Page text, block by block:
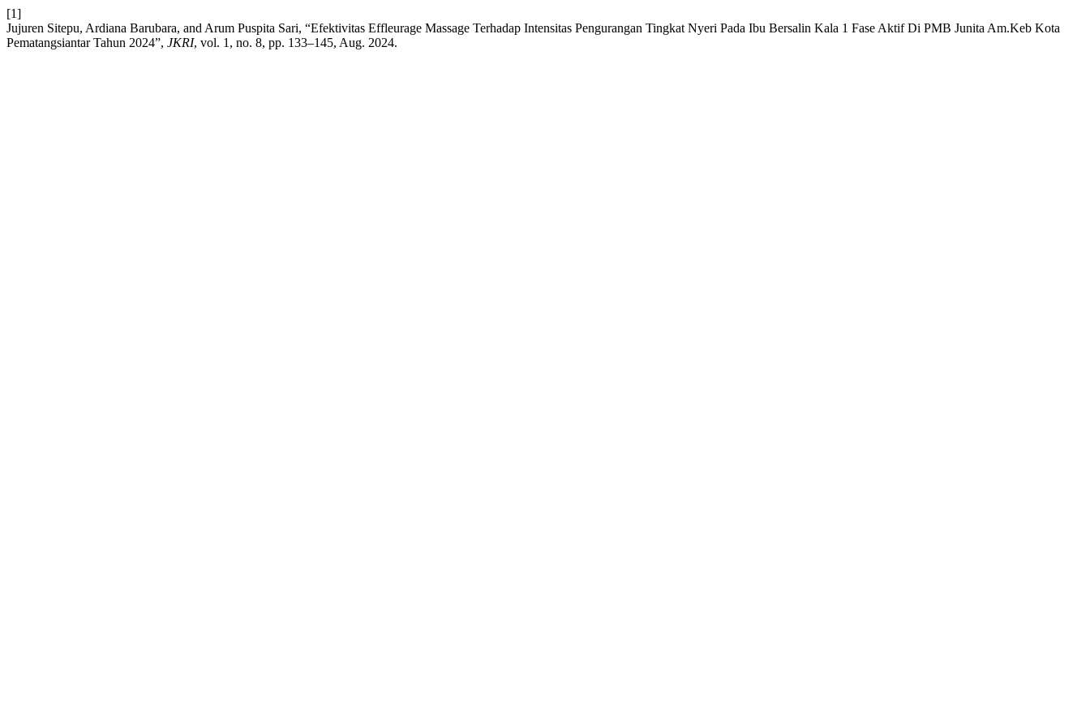
[1]
Jujuren Sitepu, Ardiana Barubara, and Arum Puspita Sari, “Efektivitas Effleurage Massage Terhadap Intensitas Pengurangan Tingkat Nyeri Pada Ibu Bersalin Kala 1 Fase Aktif Di PMB Junita Am.Keb Kota
Pematangsiantar Tahun 2024”, JKRI, vol. 1, no. 8, pp. 133–145, Aug. 2024.